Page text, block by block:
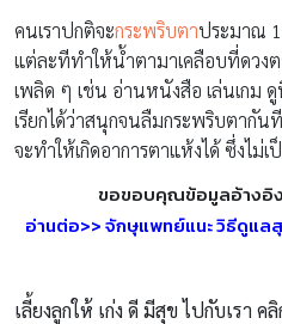
คนเราปกติจะกระพริบตาประมาณ
แต่ละทีทำให้น้ำตามาเคลือบที่ดวงต
เพลิด ๆ เช่น อ่านหนังสือ เล่นเกม
เรียกได้ว่าสนุกจนลืมกระพริบตากัน
จะทำให้เกิดอาการตาแห้งได้ ซึ่งไม่
ขอขอบคุณข้อมูลอ้างอิ
อ่านต่อ>> จักษุแพทย์แนะ วิธีดูแล
เลี้ยงลูกให้ เก่ง ดี มีสุข ไปกับเรา ค